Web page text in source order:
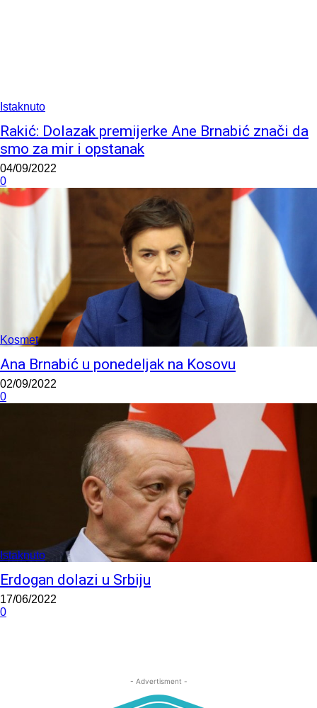
Istaknuto
Rakić: Dolazak premijerke Ane Brnabić znači da
smo za mir i opstanak
04/09/2022
0
Kosmet
Ana Brnabić u ponedeljak na Kosovu
02/09/2022
0
Istaknuto
Erdogan dolazi u Srbiju
17/06/2022
0
- Advertisment -